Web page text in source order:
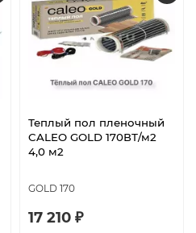
Теплый пол пленочный
CALEO GOLD 170ВТ/м2
4,0 м2
GOLD 170
17 210 ₽